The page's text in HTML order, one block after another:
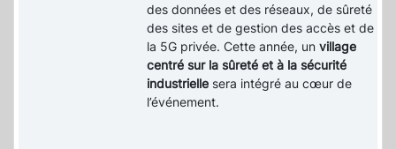
des données et des réseaux, de sûreté
des sites et de gestion des accès et de
la 5G privée. Cette année, unvillage
centré sur la sûreté et à la sécurité
industrielle sera intégré au cœur de
l’événement.